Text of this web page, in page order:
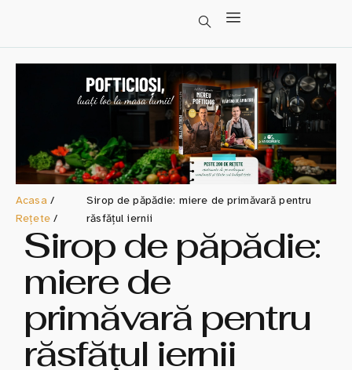
Acasa/
Rețete/
Sirop de păpădie: miere de primăvară pentru
răsfățul iernii
Sirop de păpădie:
miere de
primăvară pentru
răsfățul iernii